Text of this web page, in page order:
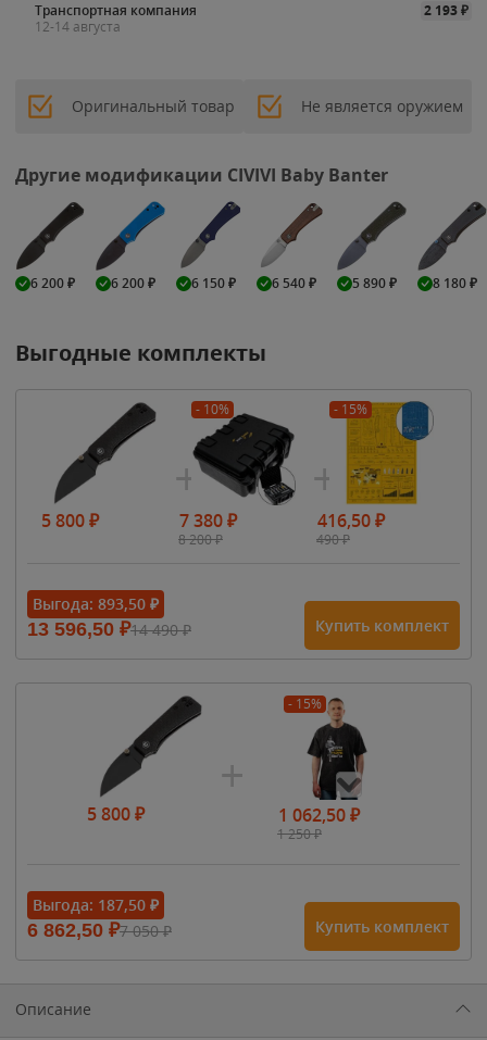
Транспортная компания
2 193₽
12-14 августа
Оригинальный товар Не является оружием
Другие модификации CIVIVI Baby Banter
6 200₽ 6 200₽ 6 150₽ 6 540₽ 5 890₽ 8 180₽
Выгодные комплекты
5 800₽
- 10%
7 380₽
8 200₽
- 15%
416,50₽
490₽
Выгода: 893,50 ₽
13 596,50 ₽14 490₽ Купить комплект
5 800₽
- 15%
1 062,50₽
1 250₽
1 900₽1 900₽
Выгода: 187,50 ₽
6 862,50 ₽7 050₽ Купить комплект
Описание